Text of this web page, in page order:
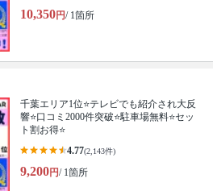
10,350円/ 1箇所
千葉エリア1位⭐テレビでも紹介され大反
響⭐️口コミ2000件突破⭐️駐車場無料⭐セッ
ト割お得⭐
4.77(2,143件)
9,200円/ 1箇所